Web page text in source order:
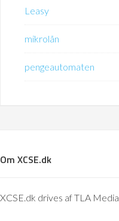
Leasy
mikrolån
pengeautomaten
Om XCSE.dk
XCSE.dk drives af TLA Media